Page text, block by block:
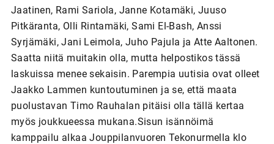
Jaatinen, Rami Sariola, Janne Kotamäki, Juuso
Pitkäranta, Olli Rintamäki, Sami El-Bash, Anssi
Syrjämäki, Jani Leimola, Juho Pajula ja Atte Aaltonen.
Saatta niitä muitakin olla, mutta helpostikos tässä
laskuissa menee sekaisin. Parempia uutisia ovat olleet
Jaakko Lammen kuntoutuminen ja se, että maata
puolustavan Timo Rauhalan pitäisi olla tällä kertaa
myös joukkueessa mukana.Sisun isännöimä
kamppailu alkaa Jouppilanvuoren Tekonurmella klo